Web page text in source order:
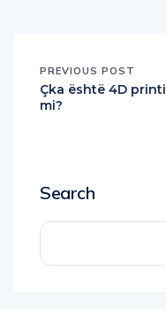
PREVIOUS POST
Çka është 4D printi
mi?
Search